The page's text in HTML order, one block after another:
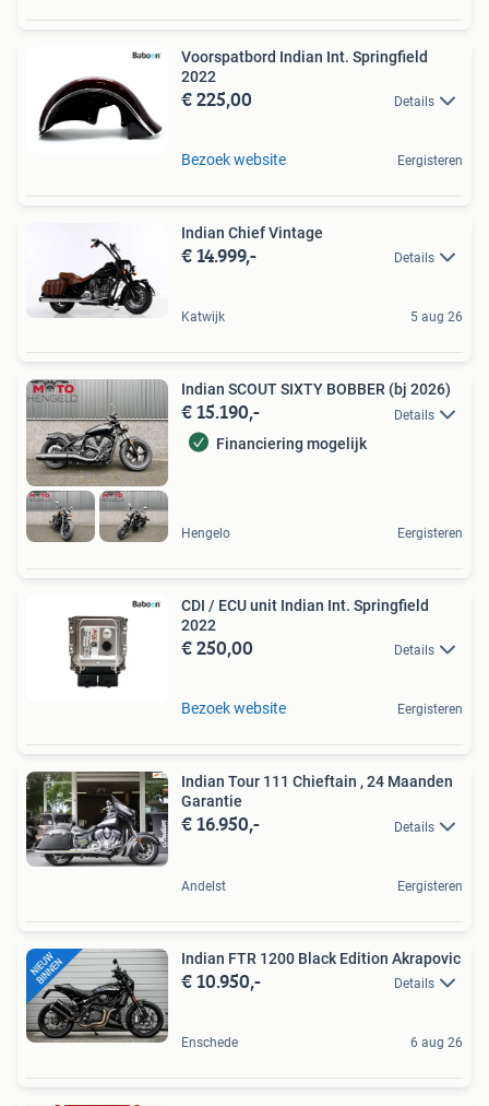
Voorspatbord Indian Int. Springfield
2022
€ 225,00 Details
Bezoek website Eergisteren
Indian Chief Vintage
€ 14.999,- Details
Katwijk 5 aug 26
Indian SCOUT SIXTY BOBBER (bj 2026)
€ 15.190,- Details
Financiering mogelijk
Hengelo Eergisteren
CDI / ECU unit Indian Int. Springfield
2022
€ 250,00 Details
Bezoek website Eergisteren
Indian Tour 111 Chieftain , 24 Maanden
Garantie
€ 16.950,- Details
Andelst Eergisteren
Indian FTR 1200 Black Edition Akrapovic
€ 10.950,- Details
Enschede 6 aug 26